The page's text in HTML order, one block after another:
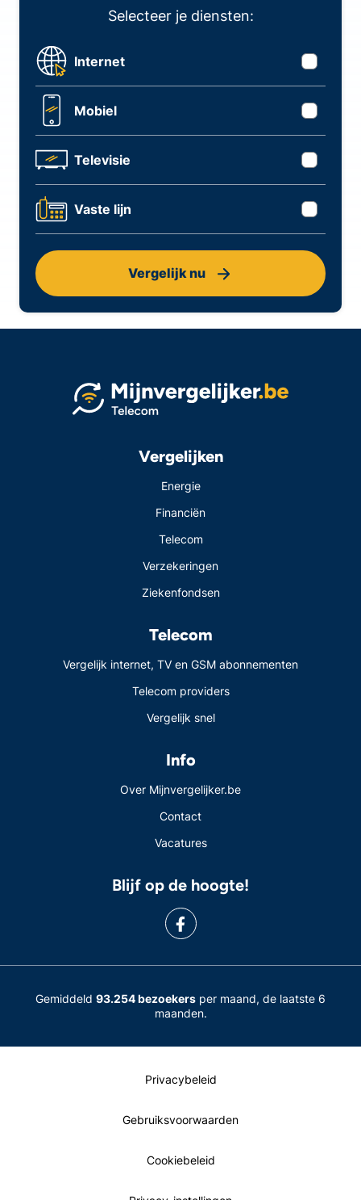
Selecteer je diensten:
Internet
Mobiel
Televisie
Vaste lijn
Vergelijk nu
Vergelijken
Energie
Financiën
Telecom
Verzekeringen
Ziekenfondsen
Telecom
Vergelijk internet, TV en GSM abonnementen
Telecom providers
Vergelijk snel
Info
Over Mijnvergelijker.be
Contact
Vacatures
Blijf op de hoogte!
Gemiddeld 93.254 bezoekers per maand, de laatste 6
maanden.
Privacybeleid
Gebruiksvoorwaarden
Cookiebeleid